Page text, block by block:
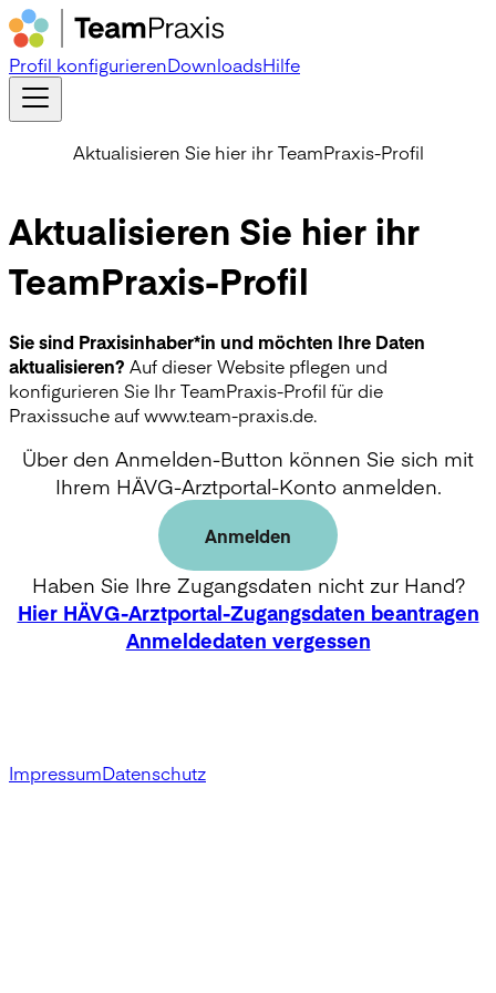
Profil konfigurierenDownloadsHilfe
Aktualisieren Sie hier ihr TeamPraxis-Profil
Aktualisieren Sie hier ihr
TeamPraxis-Profil
Sie sind Praxisinhaber*in und möchten Ihre Daten
aktualisieren? Auf dieser Website pflegen und
konfigurieren Sie Ihr TeamPraxis-Profil für die
Praxissuche auf www.team-praxis.de.
Über den Anmelden-Button können Sie sich mit
Ihrem HÄVG-Arztportal-Konto anmelden.
Anmelden
Haben Sie Ihre Zugangsdaten nicht zur Hand?
Hier HÄVG-Arztportal-Zugangsdaten beantragen
Anmeldedaten vergessen
ImpressumDatenschutz